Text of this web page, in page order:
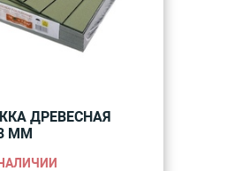
ДРЕВЕСНАЯ
ММ